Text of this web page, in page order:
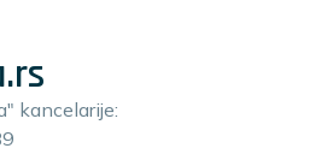
kancelarije: